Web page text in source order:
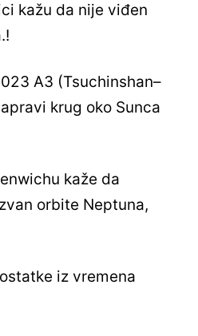
kažu da nije viđen
A3 (Tsuchinshan–
krug oko Sunca
kaže da
orbite Neptuna,
iz vremena